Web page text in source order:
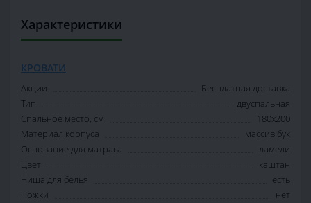
Характеристики
КРОВАТИ
Акции
Бесплатная доставка
Тип
двуспальная
Спальное место, см
180х200
Материал корпуса
массив бук
Основание для матраса
ламели
Цвет
каштан
Ниша для белья
есть
Ножки
нет